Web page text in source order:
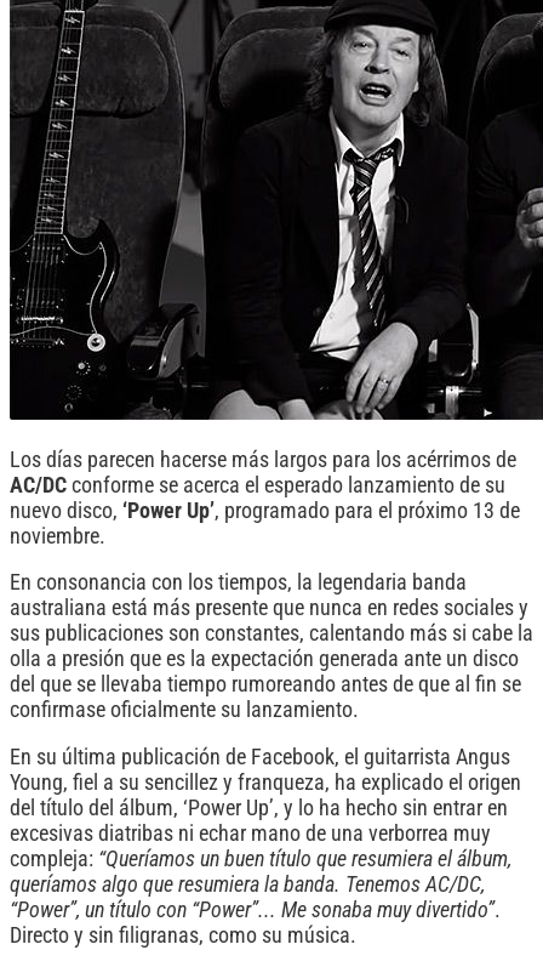
Los días parecen hacerse más largos para los acérrimos de
AC/DC conforme se acerca el esperado lanzamiento de su
nuevo disco, ‘Power Up’, programado para el próximo 13 de
noviembre.
En consonancia con los tiempos, la legendaria banda
australiana está más presente que nunca en redes sociales y
sus publicaciones son constantes, calentando más si cabe la
olla a presión que es la expectación generada ante un disco
del que se llevaba tiempo rumoreando antes de que al fin se
confirmase oficialmente su lanzamiento.
En su última publicación de Facebook, el guitarrista Angus
Young, fiel a su sencillez y franqueza, ha explicado el origen
del título del álbum, ‘Power Up’, y lo ha hecho sin entrar en
excesivas diatribas ni echar mano de una verborrea muy
compleja: “Queríamos un buen título que resumiera el álbum,
queríamos algo que resumiera la banda. Tenemos AC/DC,
“Power”, un título con “Power”... Me sonaba muy divertido”.
Directo y sin filigranas, como su música.